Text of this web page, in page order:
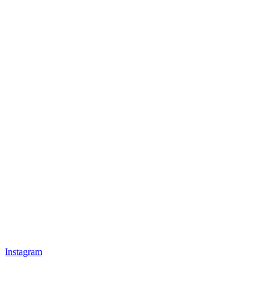
Instagram